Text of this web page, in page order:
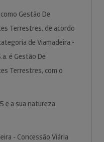
Gestão De
Terrestres, de acordo
de Viamadeira -
é Gestão De
Terrestres, com o
e a sua natureza
- Concessão Viária